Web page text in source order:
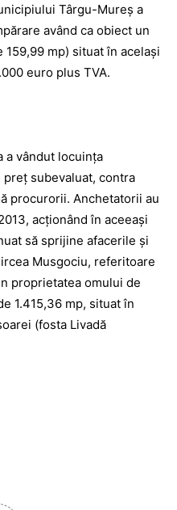
Târgu-Mureş a
având ca obiect un
mp) situat în acelaşi
euro plus TVA.
a vândut locuinţa
subevaluat, contra
procurorii. Anchetatorii au
acţionând în aceeaşi
să sprijine afacerile şi
Musgociu, referitoare
proprietatea omului de
1.415,36 mp, situat în
(fosta Livadă